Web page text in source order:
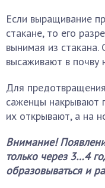
Если выращивание
стакане, то его
вынимая из
высаживают в почву
Для
саженцы накрывают
их открывают, а на
Внимание!
только через 3…4
образовываться и